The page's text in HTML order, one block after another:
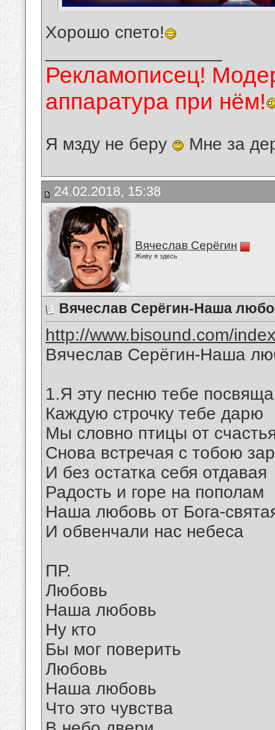
Хорошо спето!
Рекламописец!
аппаратура при нём!
Я мзду не беру Мне за
24.02.2018, 15:38
Вячеслав Серёгин
Живу я здесь
Вячеслав Серёгин-Наша
http://www.bisound.com/
Вячеслав Серёгин-Наша
1.Я эту песню тебе
Каждую строчку тебе дарю
Мы словно птицы от
Снова встречая с тобою
И без остатка себя отдавая
Радость и горе на пополам
Наша любовь от Бога-
И обвенчали нас небеса
ПР.
Любовь
Наша любовь
Ну кто
Бы мог поверить
Любовь
Наша любовь
Что это чувства